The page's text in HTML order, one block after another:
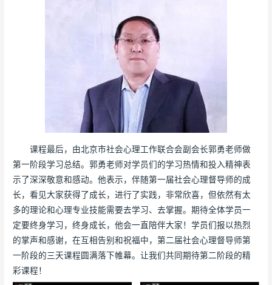
课程最后，由北京市社会心理工作联合会副会长郭勇老师做
第一阶段学习总结。郭勇老师对学员们的学习热情和投入精神表
示了深深敬意和感动。他表示，伴随第一届社会心理督导师的成
长，看见大家获得了成长，进行了实践，非常欣喜，但依然有太
多的理论和心理专业技能需要去学习、去掌握。期待全体学员一
定要终身学习，终身成长，他会一直陪伴大家！学员们报以热烈
的掌声和感谢，在互相告别和祝福中，第二届社会心理督导师第
一阶段的三天课程圆满落下帷幕。让我们共同期待第二阶段的精
彩课程！